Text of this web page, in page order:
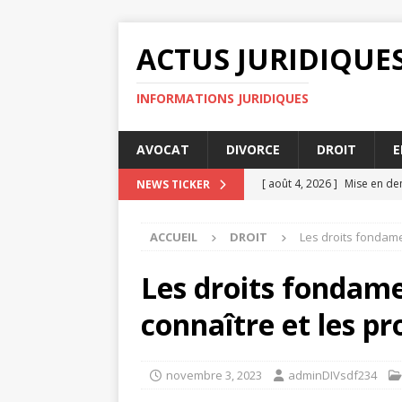
ACTUS
INFORMATIONS JURIDIQUES
AVOCAT DIVORCE DROIT
NEWS TICKER [ août 4, 2026 ] Mise en
ENTREPRISE
[ août 3, 2026 ]
Audience
[ août 6, 2026 ]
ACCUEIL DROIT Les droits
Les droits
connaître et les
novembre 3, 2023 adminDIVsdf234